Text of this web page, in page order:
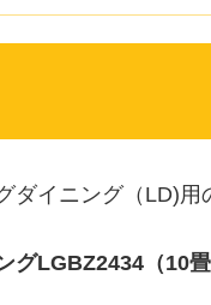
ダイニング（LD)用
LGBZ2434（10